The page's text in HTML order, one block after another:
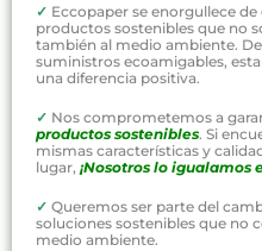
✓ Eccopaper se enorgullece
productos sostenibles que no
también al medio ambiente.
suministros ecoamigables,
una diferencia positiva.
✓ Nos comprometemos a
productos sostenibles. Si
mismas características y
lugar, ¡Nosotros lo igualamos
✓ Queremos ser parte del
soluciones sostenibles que no
medio ambiente.